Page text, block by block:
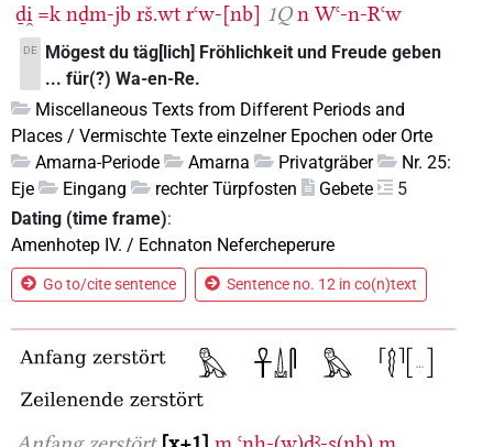
ḏi̯ =k nḏm-jb rš.wt rꜥw-[nb] 1Q n Wꜥ-n-Rꜥw
DE
Mögest du täg[lich] Fröhlichkeit und Freude geben
... für(?) Wa-en-Re.
Miscellaneous Texts from Different Periods and
Places / Vermischte Texte einzelner Epochen oder Orte
Amarna-Periode
Amarna Privatgräber
Nr. 25:
Eje
Eingang rechter Türpfosten Gebete
5
Dating (time frame):
Amenhotep IV. / Echnaton Nefercheperure
Go to/cite sentence Sentence no. 12 in co(n)text